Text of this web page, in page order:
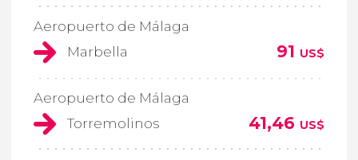
Aeropuerto de Málaga
Marbella
91 US$
Aeropuerto de Málaga
Torremolinos
41,46 US$